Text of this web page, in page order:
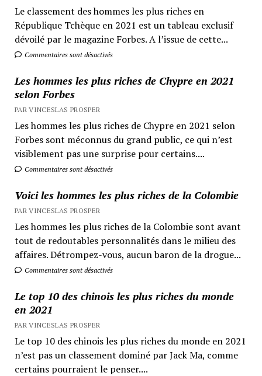
Le classement des hommes les plus riches en
République Tchèque en 2021 est un tableau exclusif
dévoilé par le magazine Forbes. A l’issue de cette...
Commentaires sont désactivés
Les hommes les plus riches de Chypre en 2021
selon Forbes
PAR VINCESLAS PROSPER
Les hommes les plus riches de Chypre en 2021 selon
Forbes sont méconnus du grand public, ce qui n’est
visiblement pas une surprise pour certains....
Commentaires sont désactivés
Voici les hommes les plus riches de la Colombie
PAR VINCESLAS PROSPER
Les hommes les plus riches de la Colombie sont avant
tout de redoutables personnalités dans le milieu des
affaires. Détrompez-vous, aucun baron de la drogue...
Commentaires sont désactivés
Le top 10 des chinois les plus riches du monde
en 2021
PAR VINCESLAS PROSPER
Le top 10 des chinois les plus riches du monde en 2021
n’est pas un classement dominé par Jack Ma, comme
certains pourraient le penser....